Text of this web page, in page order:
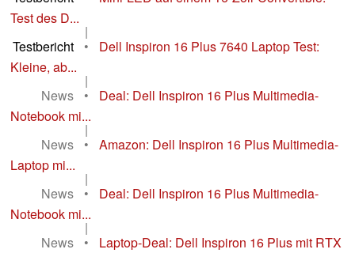
Test des D...
|
Testbericht
•
Dell Inspiron 16 Plus 7640 Laptop Test:
Kleine, ab...
|
News
•
Deal: Dell Inspiron 16 Plus Multimedia-
Notebook mi...
|
News
•
Amazon: Dell Inspiron 16 Plus Multimedia-
Laptop mi...
|
News
•
Deal: Dell Inspiron 16 Plus Multimedia-
Notebook mi...
|
News
•
Laptop-Deal: Dell Inspiron 16 Plus mit RTX